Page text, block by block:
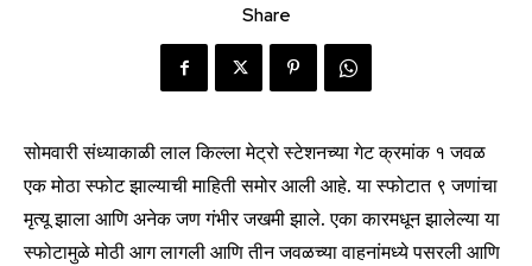
Share
सोमवारी संध्याकाळी लाल किल्ला मेट्रो स्टेशनच्या गेट क्रमांक १ जवळ
एक मोठा स्फोट झाल्याची माहिती समोर आली आहे. या स्फोटात ९ जणांचा
मृत्यू झाला आणि अनेक जण गंभीर जखमी झाले. एका कारमधून झालेल्या या
स्फोटामुळे मोठी आग लागली आणि तीन जवळच्या वाहनांमध्ये पसरली आणि